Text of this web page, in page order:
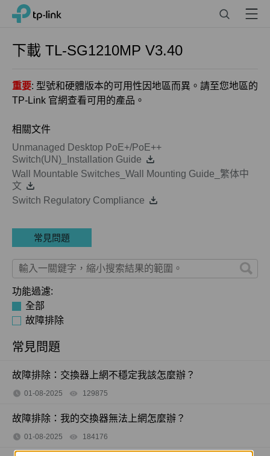
Click
navigation
TP-Link, Reliably Smart Menu
下載 TL-SG1210MP V3.40
重要: 型號和硬體版本的可用性因地區而異。請至您地區的
TP-Link 官網查看可用的產品。
相關文件
Unmanaged Desktop PoE+/PoE++
Switch(UN)_Installation Guide
Wall Mountable Switches_Wall Mounting Guide_繁体中
文
Switch Regulatory Compliance
常見問題
功能過濾:
全部
故障排除
常見問題
故障排除：交換器上網不穩定我該怎麼辦？
01-08-2025 129875
故障排除：我的交換器無法上網怎麼辦？
01-08-2025 184176